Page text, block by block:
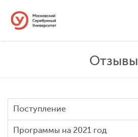
Отзывы
Поступление
Программы на 2021 год